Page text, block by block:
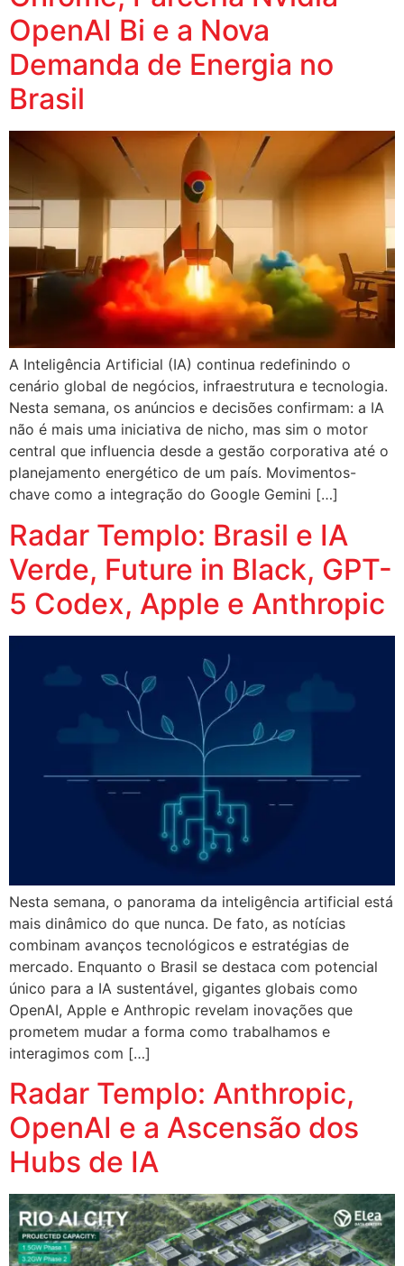
OpenAI Bi e a Nova
Demanda de Energia no
Brasil
A Inteligência Artificial (IA) continua redefinindo o
cenário global de negócios, infraestrutura e tecnologia.
Nesta semana, os anúncios e decisões confirmam: a IA
não é mais uma iniciativa de nicho, mas sim o motor
central que influencia desde a gestão corporativa até o
planejamento energético de um país. Movimentos-
chave como a integração do Google Gemini […]
Radar Templo: Brasil e IA
Verde, Future in Black, GPT-
5 Codex, Apple e Anthropic
Nesta semana, o panorama da inteligência artificial está
mais dinâmico do que nunca. De fato, as notícias
combinam avanços tecnológicos e estratégias de
mercado. Enquanto o Brasil se destaca com potencial
único para a IA sustentável, gigantes globais como
OpenAI, Apple e Anthropic revelam inovações que
prometem mudar a forma como trabalhamos e
interagimos com […]
Radar Templo: Anthropic,
OpenAI e a Ascensão dos
Hubs de IA